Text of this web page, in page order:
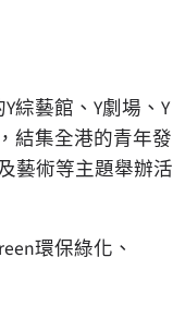
綜藝館、Y劇場、Y
結集全港的青年發
藝術等主題舉辦活
環保綠化、